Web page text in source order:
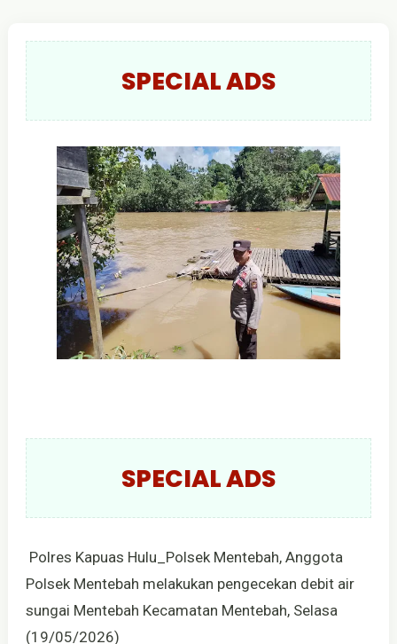
SPECIAL ADS
SPECIAL ADS
Polres Kapuas Hulu_Polsek Mentebah, Anggota
Polsek Mentebah melakukan pengecekan debit air
sungai Mentebah Kecamatan Mentebah, Selasa
(19/05/2026)